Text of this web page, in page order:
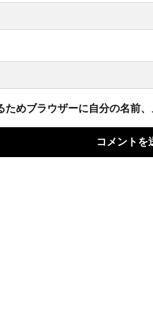
めブラウザーに自分の名前